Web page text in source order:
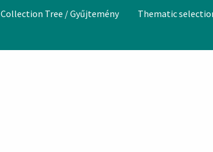
Collection Tree / Gyűjtemény Thematic